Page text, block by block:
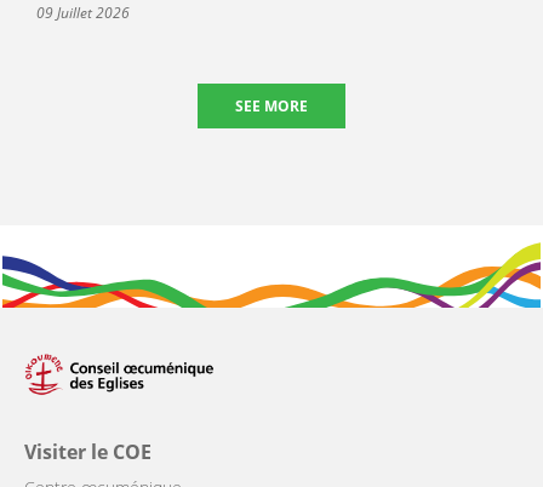
09 Juillet 2026
SEE MORE
Visiter le COE